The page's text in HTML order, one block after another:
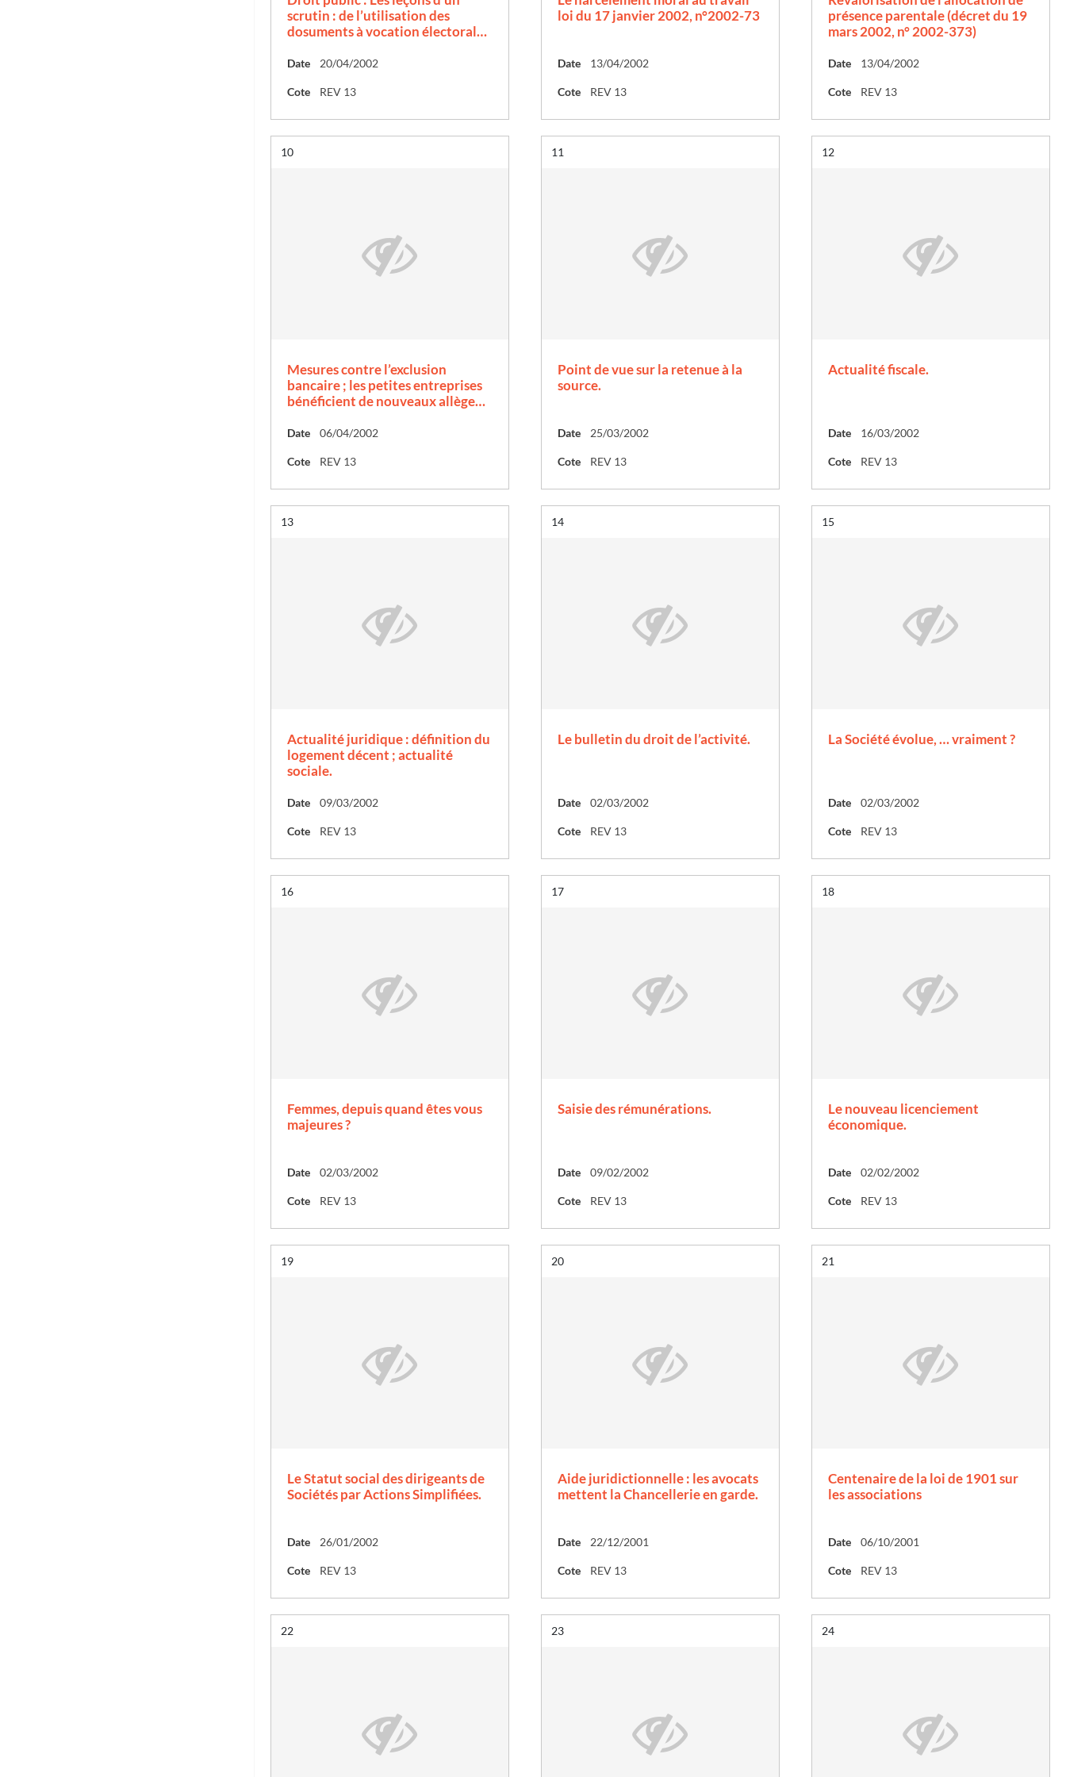
scrutin : de l’utilisation des
dosuments à vocation électoral…
Date 20/04/2002
Cote REV 13
loi du 17 janvier 2002, n°2002-73
Date 13/04/2002
Cote REV 13
présence parentale (décret du 19
mars 2002, n° 2002-373)
Date 13/04/2002
Cote REV 13
Résultat n°
10
Mesures contre l’exclusion
bancaire ; les petites entreprises
bénéficient de nouveaux allège…
Date 06/04/2002
Cote REV 13
Résultat n°
11
Point de vue sur la retenue à la
source.
Date 25/03/2002
Cote REV 13
Résultat n°
12
Actualité fiscale.
Date 16/03/2002
Cote REV 13
Résultat n°
13
Actualité juridique : définition du
logement décent ; actualité
sociale.
Date 09/03/2002
Cote REV 13
Résultat n°
14
Le bulletin du droit de l’activité.
Date 02/03/2002
Cote REV 13
Résultat n°
15
La Société évolue, … vraiment ?
Date 02/03/2002
Cote REV 13
Résultat n°
16
Femmes, depuis quand êtes vous
majeures ?
Date 02/03/2002
Cote REV 13
Résultat n°
17
Saisie des rémunérations.
Date 09/02/2002
Cote REV 13
Résultat n°
18
Le nouveau licenciement
économique.
Date 02/02/2002
Cote REV 13
Résultat n°
19
Le Statut social des dirigeants de
Sociétés par Actions Simplifiées.
Date 26/01/2002
Cote REV 13
Résultat n°
20
Aide juridictionnelle : les avocats
mettent la Chancellerie en garde.
Date 22/12/2001
Cote REV 13
Résultat n°
21
Centenaire de la loi de 1901 sur
les associations
Date 06/10/2001
Cote REV 13
Résultat n°
22 Résultat n°
23 Résultat n°
24